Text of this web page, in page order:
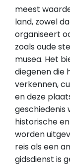
meest
land, zowel
organiseert
zoals oude
musea. Het
diegenen die
verkennen,
en deze
geschiedenis
historische
worden
reis als een
gidsdienst is